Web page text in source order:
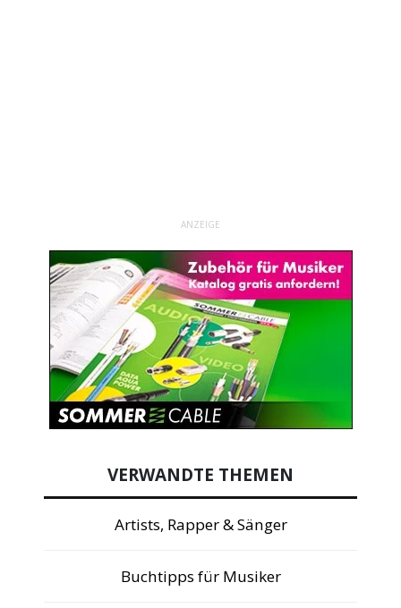
ANZEIGE
VERWANDTE THEMEN
Artists, Rapper & Sänger
Buchtipps für Musiker